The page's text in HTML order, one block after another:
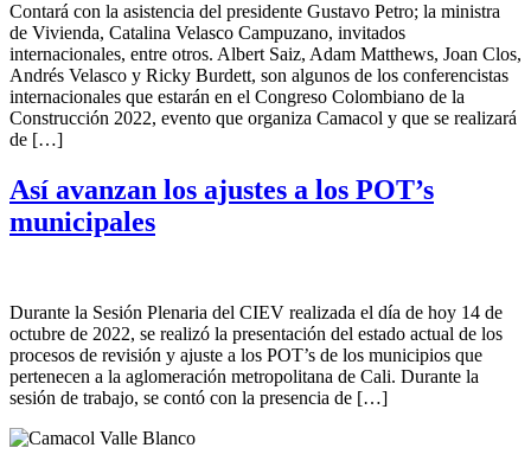
Contará con la asistencia del presidente Gustavo Petro; la ministra
de Vivienda, Catalina Velasco Campuzano, invitados
internacionales, entre otros. Albert Saiz, Adam Matthews, Joan Clos,
Andrés Velasco y Ricky Burdett, son algunos de los conferencistas
internacionales que estarán en el Congreso Colombiano de la
Construcción 2022, evento que organiza Camacol y que se realizará
de […]
Así avanzan los ajustes a los POT’s
municipales
Durante la Sesión Plenaria del CIEV realizada el día de hoy 14 de
octubre de 2022, se realizó la presentación del estado actual de los
procesos de revisión y ajuste a los POT’s de los municipios que
pertenecen a la aglomeración metropolitana de Cali. Durante la
sesión de trabajo, se contó con la presencia de […]